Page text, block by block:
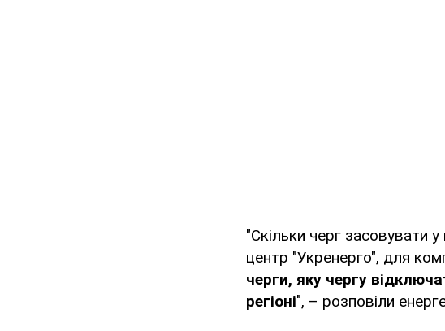
"Скільки черг засовувати
центр "Укренерго", для
черги, яку чергу
регіоні", – розповіли